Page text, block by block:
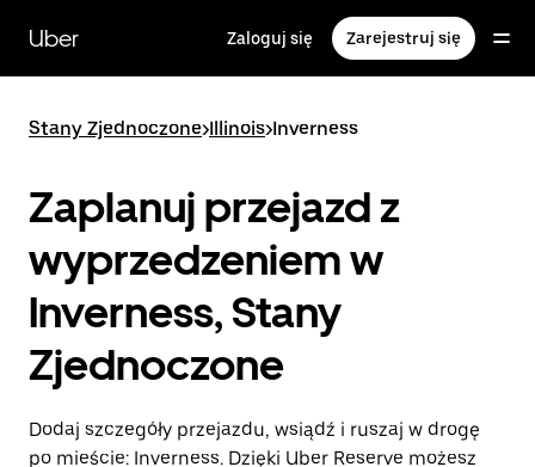
głównej
zawartości
Uber Zaloguj się Zarejestruj się
Stany Zjednoczone>Illinois>Inverness
Zaplanuj przejazd z
wyprzedzeniem w
Inverness, Stany
Zjednoczone
Dodaj szczegóły przejazdu, wsiądź i ruszaj w drogę
po mieście: Inverness. Dzięki Uber Reserve możesz